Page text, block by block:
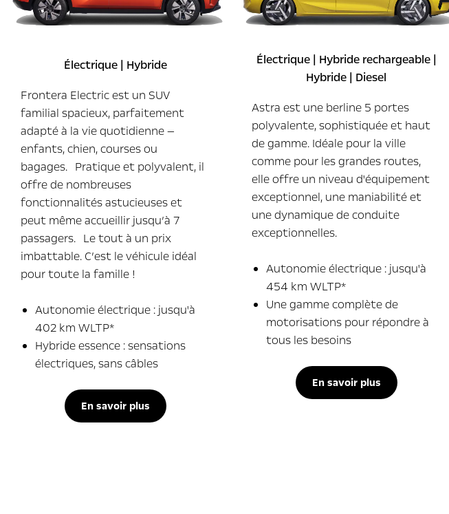
Électrique | Hybride
Frontera Electric est un SUV
familial spacieux, parfaitement
adapté à la vie quotidienne —
enfants, chien, courses ou
bagages. Pratique et polyvalent, il
offre de nombreuses
fonctionnalités astucieuses et
peut même accueillir jusqu’à 7
passagers. Le tout à un prix
imbattable. C’est le véhicule idéal
pour toute la famille !
Autonomie électrique : jusqu'à
402 km WLTP*
Hybride essence : sensations
électriques, sans câbles
En savoir plus
Électrique | Hybride rechargeable |
Hybride | Diesel
Astra est une berline 5 portes
polyvalente, sophistiquée et haut
de gamme. Idéale pour la ville
comme pour les grandes routes,
elle offre un niveau d'équipement
exceptionnel, une maniabilité et
une dynamique de conduite
exceptionnelles.
Autonomie électrique : jusqu'à
454 km WLTP*
Une gamme complète de
motorisations pour répondre à
tous les besoins
En savoir plus